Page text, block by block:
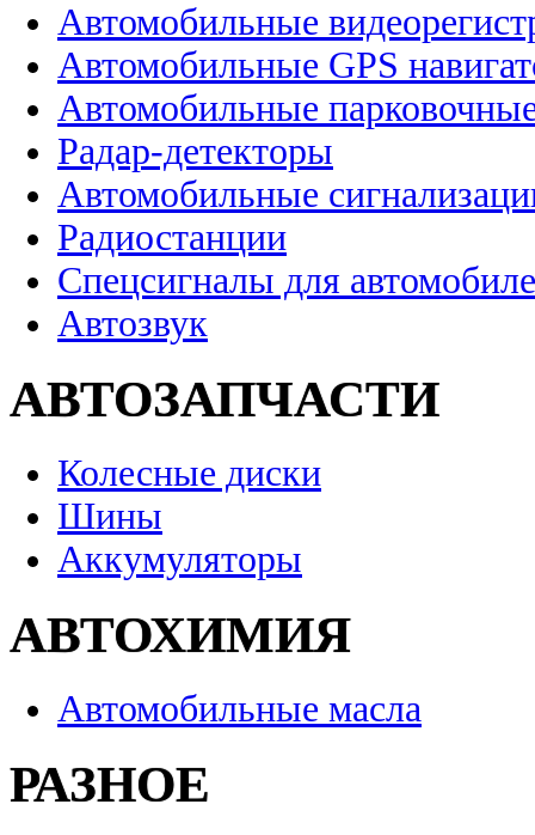
Автомобильные
Автомобильные GPS
Автомобильные
Радар-детекторы
Автомобильные
Радиостанции
Спецсигналы для
Автозвук
АВТОЗАПЧАСТИ
Колесные диски
Шины
Аккумуляторы
АВТОХИМИЯ
Автомобильные масла
РАЗНОЕ